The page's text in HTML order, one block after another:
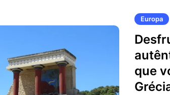
Europa
que